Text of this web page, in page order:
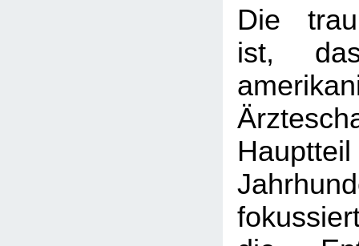
Die
ist,